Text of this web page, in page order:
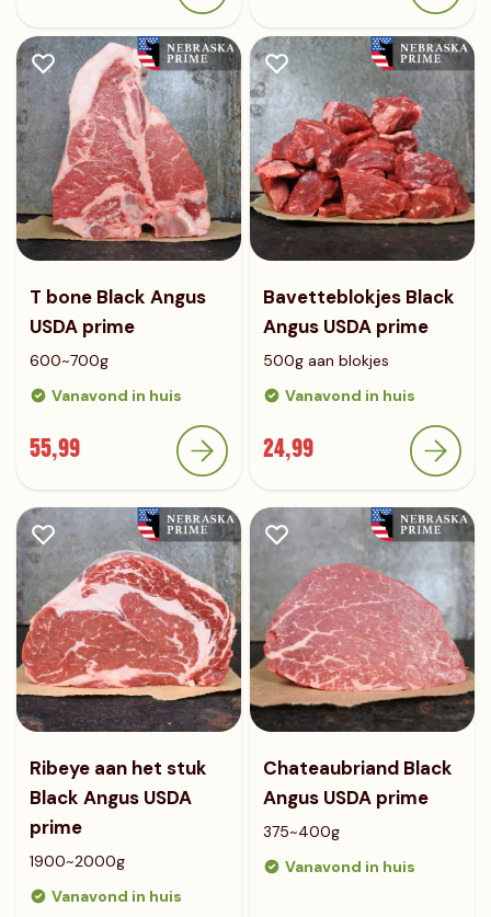
T bone Black Angus
USDA prime
600~700g
Vanavond in huis
55,99
Bavetteblokjes Black
Angus USDA prime
500g aan blokjes
Vanavond in huis
24,99
Ribeye aan het stuk
Black Angus USDA
prime
1900~2000g
Vanavond in huis
Chateaubriand Black
Angus USDA prime
375~400g
Vanavond in huis